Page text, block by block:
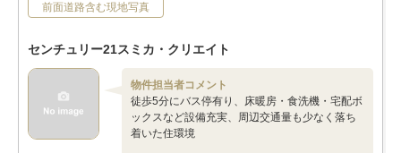
前面道路含む現地写真
センチュリー21スミカ・クリエイト
物件担当者コメント
徒歩5分にバス停有り、床暖房・食洗機・宅配ボ
ックスなど設備充実、周辺交通量も少なく落ち
着いた住環境